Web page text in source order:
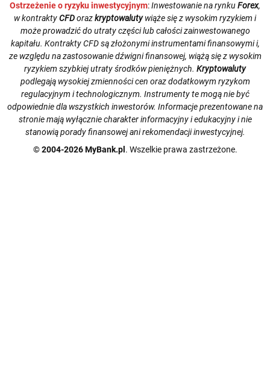
Ostrzeżenie o ryzyku inwestycyjnym:Inwestowanie na rynkuForex,
w kontraktyCFDorazkryptowalutywiąże się z wysokim ryzykiem i
może prowadzić do utraty części lub całości zainwestowanego
kapitału. Kontrakty CFD są złożonymi instrumentami finansowymi i,
ze względu na zastosowanie dźwigni finansowej, wiążą się z wysokim
ryzykiem szybkiej utraty środków pieniężnych. Kryptowaluty
podlegają wysokiej zmienności cen oraz dodatkowym ryzykom
regulacyjnym i technologicznym. Instrumenty te mogą nie być
odpowiednie dla wszystkich inwestorów. Informacje prezentowane na
stronie mają wyłącznie charakter informacyjny i edukacyjny i nie
stanowią porady finansowej ani rekomendacji inwestycyjnej.
© 2004-2026 MyBank.pl . Wszelkie prawa zastrzeżone.